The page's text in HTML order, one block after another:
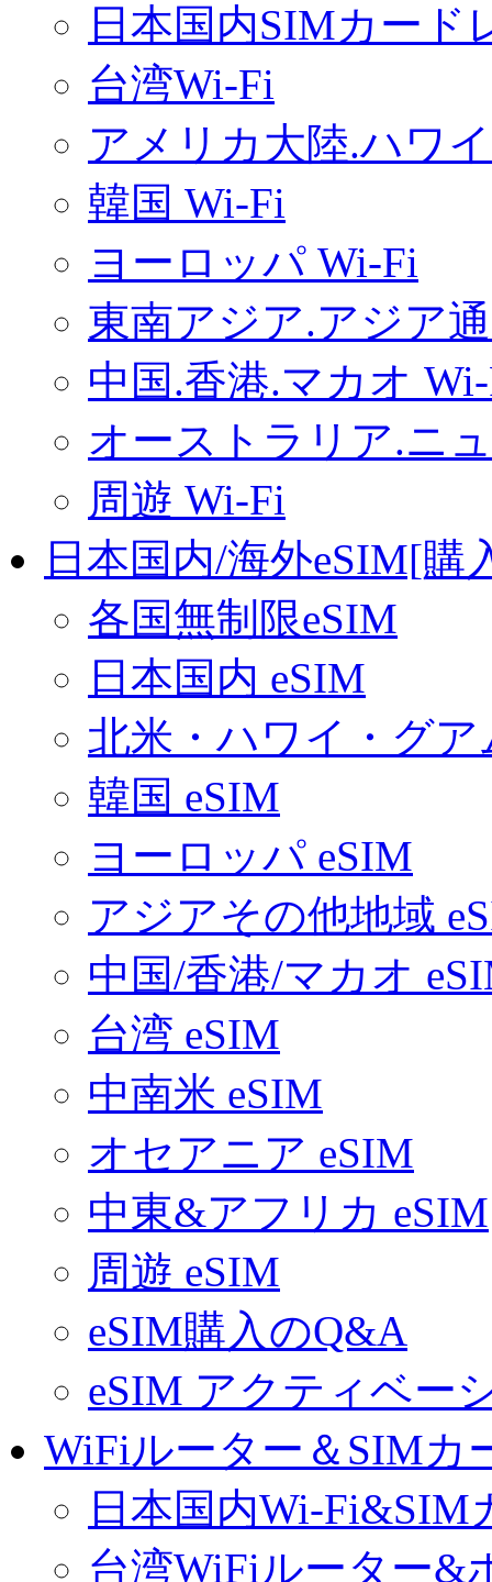
日本国内SIMカード
台湾Wi-Fi
アメリカ大陸.ハワ
韓国 Wi-Fi
ヨーロッパ Wi-Fi
東南アジア.アジア
中国.香港.マカオ
オーストラリア.ニ
周遊 Wi-Fi
日本国内/海外eSIM[購
各国無制限eSIM
日本国内 eSIM
北米・ハワイ・グア
韓国 eSIM
ヨーロッパ eSIM
アジアその他地域
中国/香港/マカオ
台湾 eSIM
中南米 eSIM
オセアニア eSIM
中東&アフリカ eSIM
周遊 eSIM
eSIM購入のQ&A
eSIM アクティベー
WiFiルーター＆SIMカ
日本国内Wi-Fi&SIM
台湾WiFiルーター&